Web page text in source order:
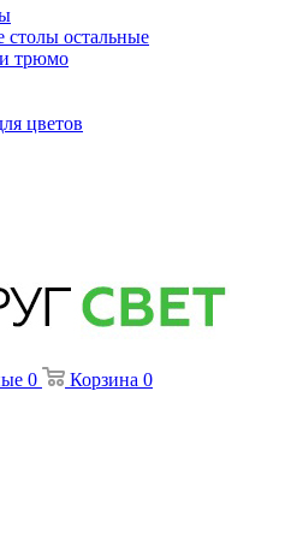
остальные
трюмо
цветов
0 Корзина 0